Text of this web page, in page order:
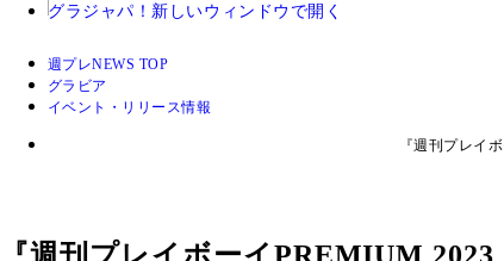
グラジャパ！ 新しいウィンドウで開く
週プレNEWS TOP
グラビア
イベント・リリース情報
『週刊プレイ
『週刊プレイボーイPREMIUM